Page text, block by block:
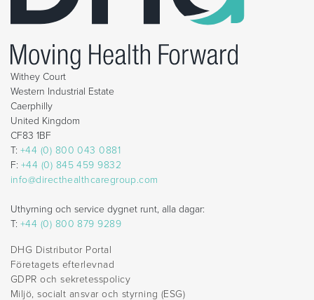
Withey Court
Western Industrial Estate
Caerphilly
United Kingdom
CF83 1BF
T: +44 (0) 800 043 0881
F: +44 (0) 845 459 9832
info@directhealthcaregroup.com
Uthyrning och service dygnet runt, alla dagar:
T: +44 (0) 800 879 9289
DHG Distributor Portal
Företagets efterlevnad
GDPR och sekretesspolicy
Miljö, socialt ansvar och styrning (ESG)